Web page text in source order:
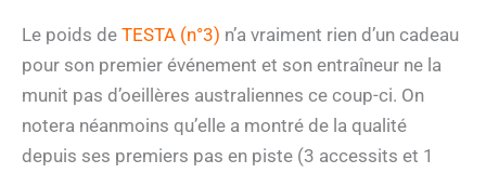
Le poids de TESTA (n°3) n’a vraiment rien d’un cadeau
pour son premier événement et son entraîneur ne la
munit pas d’oeillères australiennes ce coup-ci. On
notera néanmoins qu’elle a montré de la qualité
depuis ses premiers pas en piste (3 accessits et 1